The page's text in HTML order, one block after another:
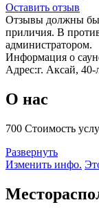
Оставить отзыв
Отзывы должны
приличия. В
администратором.
Информация о
Адрес:г. Аксай,
О нас
700 Стоимость
Развернуть
Изменить инфо.